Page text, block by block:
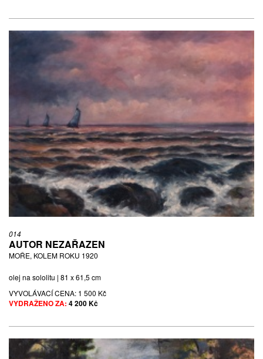
014
AUTOR NEZAŘAZEN
MOŘE, KOLEM ROKU 1920
olej na sololitu | 81 x 61,5 cm
VYVOLÁVACÍ CENA: 1 500 Kč
VYDRAŽENO ZA: 4 200 Kč